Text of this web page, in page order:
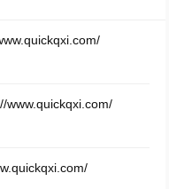
www.quickqxi.com/